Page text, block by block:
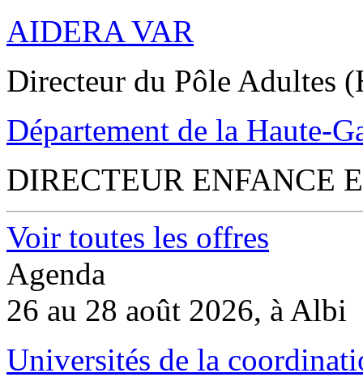
AIDERA VAR
Directeur du Pôle Adultes
Département de la Haute-
DIRECTEUR ENFANCE
Voir toutes les offres
Agenda
26 au 28 août 2026, à Albi
Universités de la